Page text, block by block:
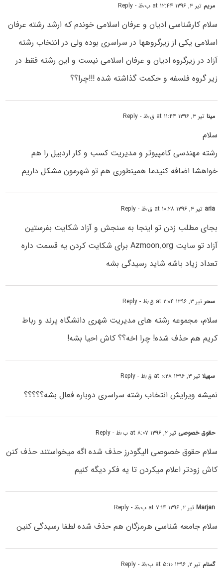
مریم تیر ۳, ۱۳۹۶ at ۱۲:۴۴ ب٫ظ - Reply
سلام کارشناسی ادیان و عرفان اسلامی خوندم که ارشد رشته عرفان
اسلامی یکی از زیرگروهها در سراسری بوده ولی در انتخاب رشته
آزاد در زیرگروه ادیان و عرفان اسلامی نیست و این رشته فقط در
زیر گروه فلسفه و حکمت گذاشته شده !!!چرا؟؟
میناتیر ۳, ۱۳۹۶ at ۱۱:۴۴ ق٫ظ - Reply
سلام
رشته مهندسی کامپیوتر و مدیریت کسب و کار اردبیل را هم
خواهشا اضافه کنیدما همینطوری هم تو شهرمون مشکل داریم
aria تیر ۳, ۱۳۹۶ at ۱۰:۲۸ ق٫ظ - Reply
بجای مطلب زدن تو اینجا به سنجش و آزاد شکایت بفرستین
آزاد تو سایت Azmoon.org برای شکایت کردن یه قسمت داره
تعداد زیاد باشه شاید رسیدگی بشه
سحرتیر ۳, ۱۳۹۶ at ۲:۰۴ ق٫ظ - Reply
سلام، مجموعه رشته های مدیریت شهری دانشگاه پرند و رباط
کریم هم حذف شده! چرا اخه؟؟ کاش احیا بشه!
سهیلاتیر ۳, ۱۳۹۶ at ۰:۲۸ ق٫ظ - Reply
نمیشه ویرایش انتخاب رشته سراسری دوباره فعال بشه؟؟؟؟؟
حقوق خصوصی تیر ۲, ۱۳۹۶ at ۸:۰۷ ب٫ظ - Reply
سلام حقوق خصوصی الیگودرز حذف شده اگه میخواستند حذف کنن
کاش زودتر اعلام میکردن تا یه فکر دیگه کنیم
Marjanتیر ۲, ۱۳۹۶ at ۷:۱۴ ب٫ظ - Reply
سلام جامعه شناسی هرمزگان هم حذف شده لطفا رسیدگی کنین
گمنام تیر ۲, ۱۳۹۶ at ۵:۱۰ ب٫ظ - Reply